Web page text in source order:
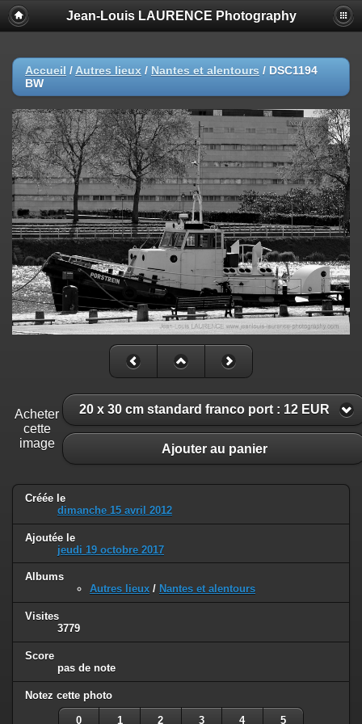
Jean-Louis LAURENCE Photography
Accueil / Autres lieux / Nantes et alentours / DSC1194
BW
Acheter
cette
image
20 x 30 cm standard franco port : 12 EUR
Ajouter au panier
Créée le
dimanche 15 avril 2012
Ajoutée le
jeudi 19 octobre 2017
Albums
Autres lieux / Nantes et alentours
Visites
3779
Score
pas de note
Notez cette photo
0 1 2 3 4 5